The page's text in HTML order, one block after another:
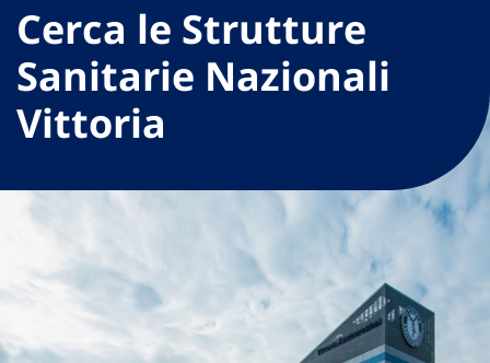
Cerca le Strutture
Sanitarie Nazionali
Vittoria